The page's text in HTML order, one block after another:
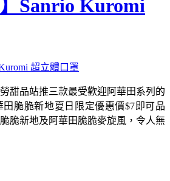
】Sanrio Kuromi
甜品站推三款最受歡迎阿華田系列的
脆脆新地夏日限定優惠價$7即可品
脆新地及阿華田脆脆麥旋風，令人無